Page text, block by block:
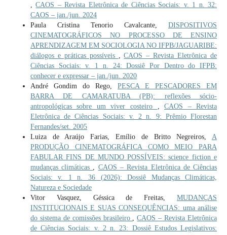
,CAOS – Revista Eletrônica de Ciências Sociais: v. 1 n. 32:
CAOS – jan./jun. 2024
Paula Cristina Tenorio Cavalcante,DISPOSITIVOS
CINEMATOGRÁFICOS NO PROCESSO DE ENSINO
APRENDIZAGEM EM SOCIOLOGIA NO IFPB/JAGUARIBE:
diálogos e práticas possíveis
,CAOS – Revista Eletrônica de
Ciências Sociais: v. 1 n. 24: Dossiê Por Dentro do IFPB:
conhecer e expressar – jan./jun. 2020
André Gondim do Rego,PESCA E PESCADORES EM
BARRA DE CAMARATUBA (PB): reflexões sócio-
antropológicas sobre um viver costeiro
,CAOS – Revista
Eletrônica de Ciências Sociais: v. 2 n. 9: Prêmio Florestan
Fernandes/set. 2005
Luiza de Araújo Farias, Emílio de Britto Negreiros, A
PRODUÇÃO CINEMATOGRÁFICA COMO MEIO PARA
FABULAR FINS DE MUNDO POSSÍVEIS: science fiction e
mudanças climáticas
CAOS – Revista Eletrônica de Ciências
Sociais: v. 1 n. 36 (2026): Dossiê Mudanças Climáticas,
Natureza e Sociedade
Vitor Vasquez, Géssica de Freitas,MUDANÇAS
INSTITUCIONAIS E SUAS CONSEQUÊNCIAS: uma análise
do sistema de comissões brasileiro
,CAOS – Revista Eletrônica
de Ciências Sociais: v. 2 n. 23: Dossiê Estudos Legislativos: